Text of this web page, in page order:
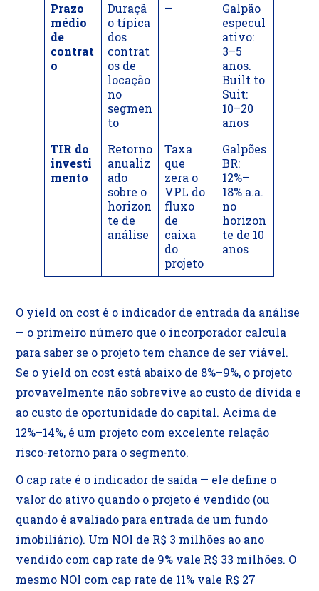
Prazo
médio
de
contrat
o
Duraçã
o típica
dos
contrat
os de
locação
no
segmen
to
—
Galpão
especul
ativo:
3–5
anos.
Built to
Suit:
10–20
anos
TIR do
investi
mento
Retorno
anualiz
ado
sobre o
horizon
te de
análise
Taxa
que
zera o
VPL do
fluxo
de
caixa
do
projeto
Galpões
BR:
12%–
18% a.a.
no
horizon
te de 10
anos
O yield on cost é o indicador de entrada da análise
— o primeiro número que o incorporador calcula
para saber se o projeto tem chance de ser viável.
Se o yield on cost está abaixo de 8%–9%, o projeto
provavelmente não sobrevive ao custo de dívida e
ao custo de oportunidade do capital. Acima de
12%–14%, é um projeto com excelente relação
risco-retorno para o segmento.
O cap rate é o indicador de saída — ele define o
valor do ativo quando o projeto é vendido (ou
quando é avaliado para entrada de um fundo
imobiliário). Um NOI de R$ 3 milhões ao ano
vendido com cap rate de 9% vale R$ 33 milhões. O
mesmo NOI com cap rate de 11% vale R$ 27